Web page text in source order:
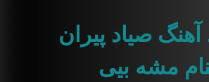
آهنگ صیاد پیران
مشه بیی